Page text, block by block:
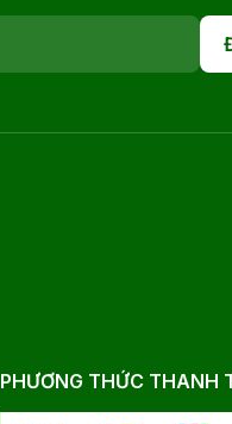
PHƯƠNG THỨC THANH